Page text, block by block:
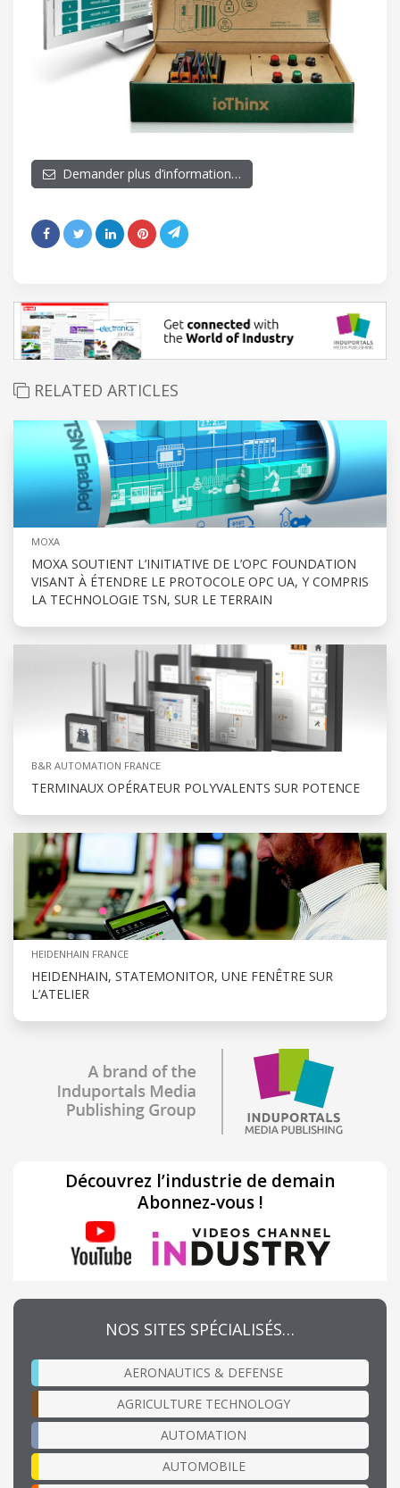
Demander plus d’information…
RELATED ARTICLES
MOXA
MOXA SOUTIENT L’INITIATIVE DE L’OPC FOUNDATION
VISANT À ÉTENDRE LE PROTOCOLE OPC UA, Y COMPRIS
LA TECHNOLOGIE TSN, SUR LE TERRAIN
B&R AUTOMATION FRANCE
TERMINAUX OPÉRATEUR POLYVALENTS SUR POTENCE
HEIDENHAIN FRANCE
HEIDENHAIN, STATEMONITOR, UNE FENÊTRE SUR
L’ATELIER
Découvrez l’industrie de demain
Abonnez-vous !
NOS SITES SPÉCIALISÉS…
AERONAUTICS & DEFENSE
AGRICULTURE TECHNOLOGY
AUTOMATION
AUTOMOBILE